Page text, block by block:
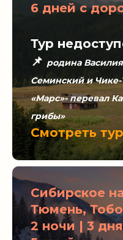
6 дней с
Тур
📌 родина
Семинский и
«Марс»- перевал
грибы»
Смотреть
Сибирское
Тюмень,
2 ночи | 3 дня